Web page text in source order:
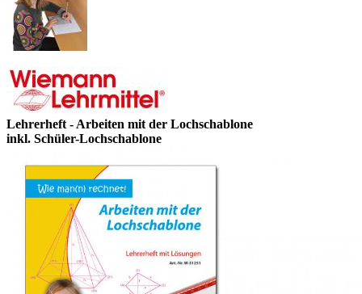
Lehrerheft - Arbeiten mit der Lochschablone
inkl. Schüler-Lochschablone